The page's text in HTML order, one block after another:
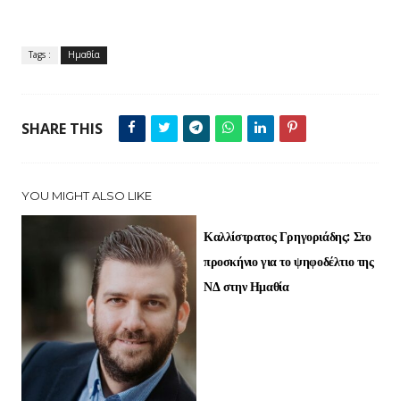
Tags : Ημαθία
SHARE THIS
YOU MIGHT ALSO LIKE
Καλλίστρατος Γρηγοριάδης: Στο
προσκήνιο για το ψηφοδέλτιο της
ΝΔ στην Ημαθία